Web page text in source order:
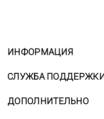
ИНФОРМАЦИЯ
СЛУЖБА
ДОПОЛНИТЕЛЬНО